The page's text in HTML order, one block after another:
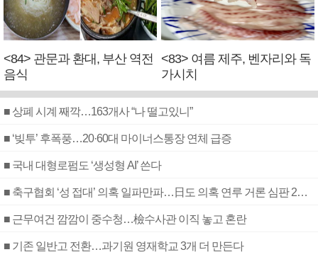
<84> 관문과 환대, 부산 역전
음식
<83> 여름 제주, 벤자리와 독
가시치
■ 상폐 시계 째깍…163개사 “나 떨고있니”
■ ‘빚투’ 후폭풍…20·60대 마이너스통장 연체 급증
■ 국내 대형로펌도 ‘생성형 AI’ 쓴다
■ 축구협회 ‘성 접대’ 의혹 일파만파…日도 의혹 연루 거론 심판 2명 조사
■ 근무여건 깜깜이 중수청…檢수사관 이직 놓고 혼란
■ 기존 일반고 전환…과기원 영재학교 3개 더 만든다